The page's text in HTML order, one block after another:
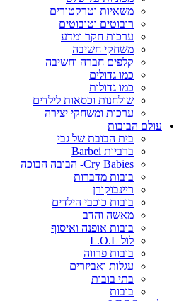
משאיות וטרקטורים
רובוטים וטובוטים
ערכות חקר ומדע
משחקי חשיבה
קלפים חברה וחשיבה
כמו גדולים
כמו גדולות
שולחנות וכסאות לילדים
ערכות ומשחקי יצירה
עולם הבובות
בית הבובת של גבי
ברביות Barbei
Cry Babies- הבובה הבוכה
בובות מדברות
ריינבוקורן
בובות כוכבי הילדים
מאשה והדב
בובות אופנה ואיסוף
לול L.O.L
בובות פרווה
עגלות ואביזרים
בתי בובות
בובות